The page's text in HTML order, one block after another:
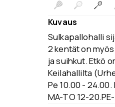
Kuvaus
Sulkapallohalli
2 kentät on
ja suihkut. Etkö
Keilahallilta
Pe 10.00 - 24.00.
MA-TO 12-20.PE-